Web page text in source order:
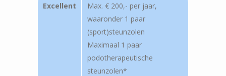
Excellent
Max. € 200,- per jaar,
waaronder 1 paar
(sport)steunzolen
Maximaal 1 paar
podotherapeutische
steunzolen*